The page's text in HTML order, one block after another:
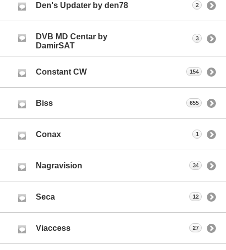
Den's Updater by den78 2
DVB MD Centar by
DamirSAT
3
Constant CW 154
Biss 655
Conax 1
Nagravision 34
Seca 12
Viaccess 27